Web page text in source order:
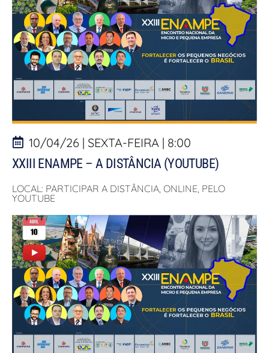
10/04/26 | SEXTA-FEIRA | 8:00
XXIII ENAMPE – A DISTÂNCIA (YOUTUBE)
LOCAL: PARTICIPAR A DISTÂNCIA, ONLINE, PELO
YOUTUBE